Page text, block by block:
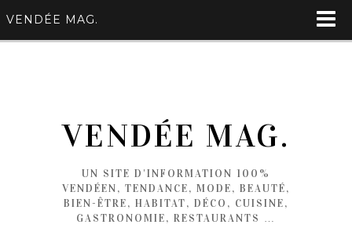
VENDÉE MAG.
VENDÉE MAG.
UN SITE D'INFORMATION 100%
VENDÉEN, TENDANCE, MODE, BEAUTÉ,
BIEN-ÊTRE, HABITAT, DÉCO, CUISINE,
GASTRONOMIE, RESTAURANTS …